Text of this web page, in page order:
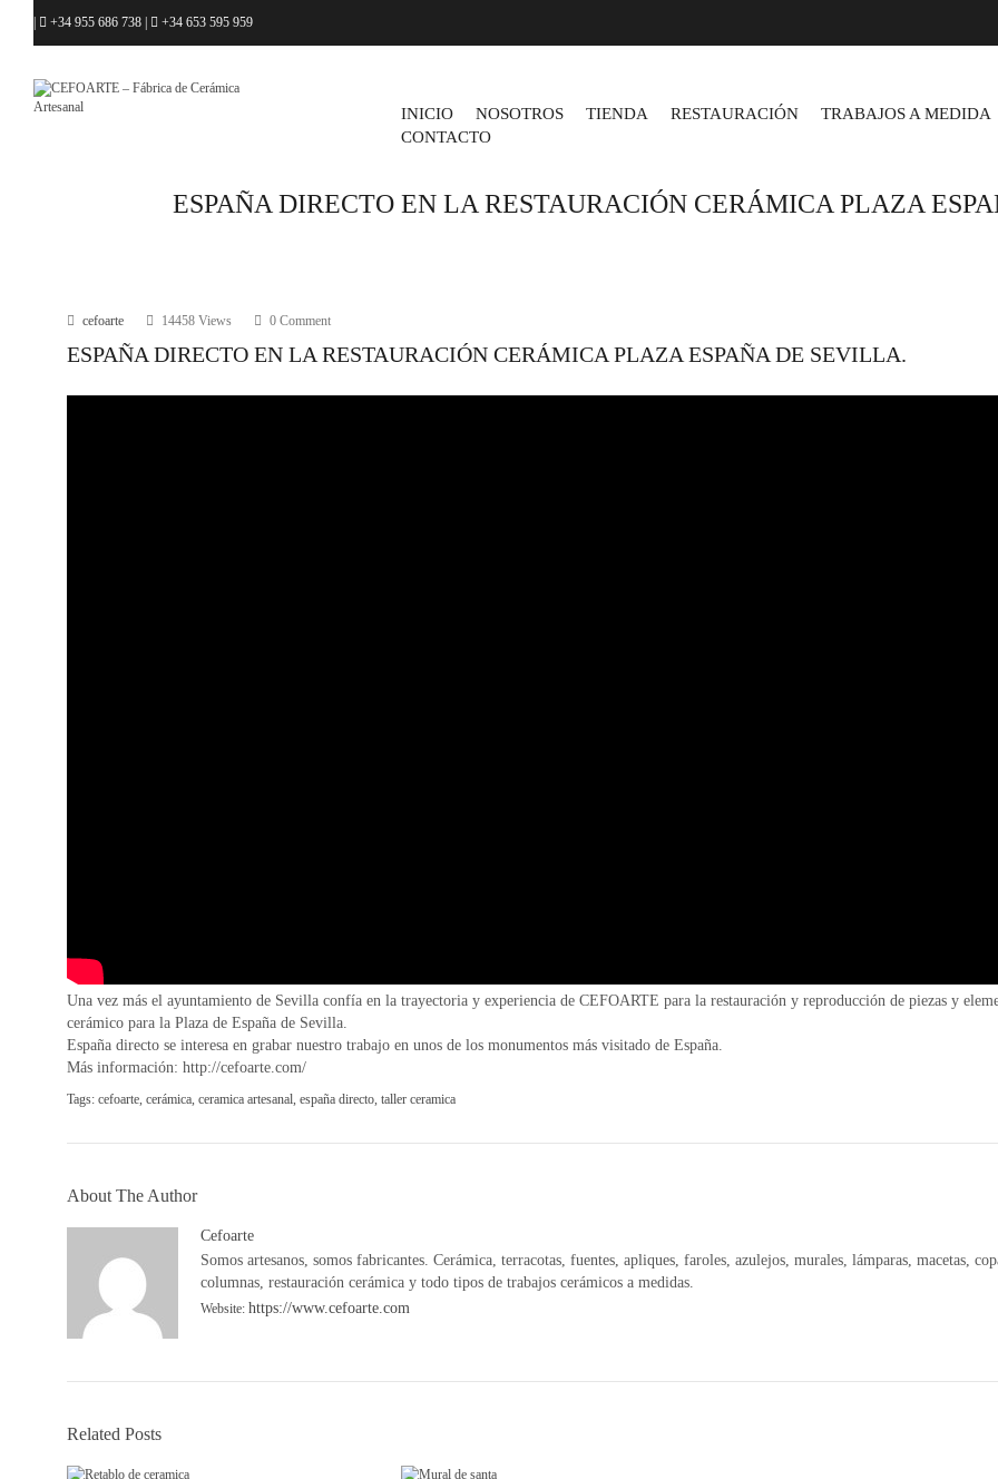
+34 955 686 738 +34 653 595 959
INICIO NOSOTROS TIENDA RESTAURACIÓN TRABAJOS A MEDIDA
CONTACTO
ESPAÑA DIRECTO EN LA RESTAURACIÓN CERÁMICA PLAZA
cefoarte 14458 Views 0 Comment
ESPAÑA DIRECTO EN LA RESTAURACIÓN CERÁMICA PLAZA ESPAÑA DE SEVILLA.
Una vez más el ayuntamiento de Sevilla confía en la trayectoria y experiencia de CEFOARTE para la restauración y reproducción de piezas y
cerámico para la Plaza de España de Sevilla.
España directo se interesa en grabar nuestro trabajo en unos de los monumentos más visitado de España.
Más información: http://cefoarte.com/
Tags: cefoarte, cerámica, ceramica artesanal, españa directo, taller ceramica
About The Author
Cefoarte
Somos artesanos, somos fabricantes. Cerámica, terracotas, fuentes, apliques, faroles, azulejos, murales, lámparas, macetas,
columnas, restauración cerámica y todo tipos de trabajos cerámicos a medidas.
Website: https://www.cefoarte.com
Related Posts